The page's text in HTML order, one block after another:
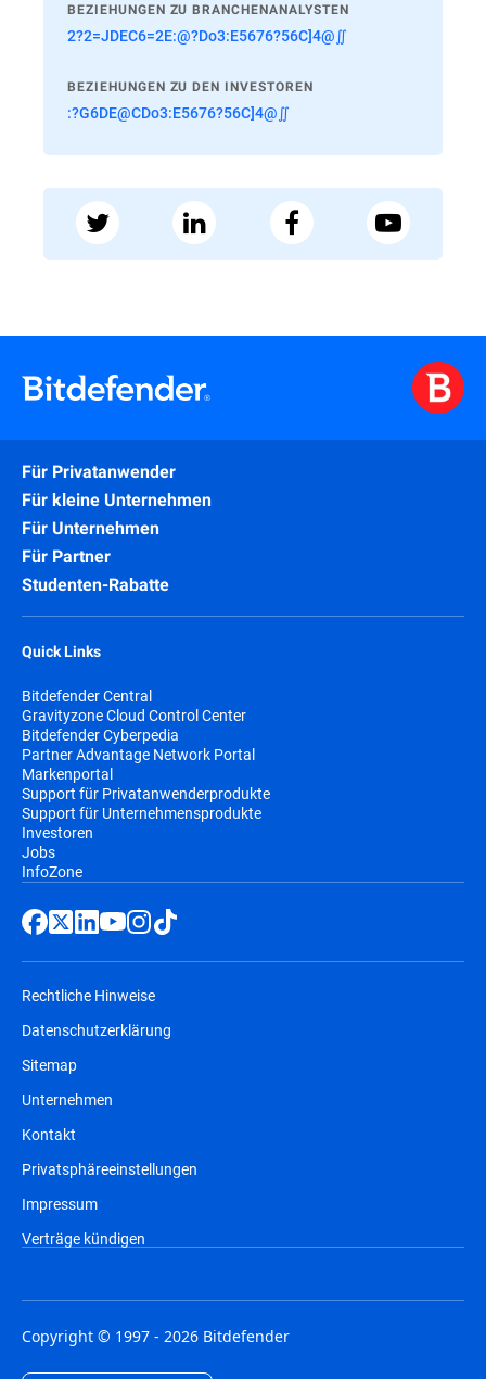
BEZIEHUNGEN ZU BRANCHENANALYSTEN
2?2=JDEC6=2E:@?Do3:E5676?56C]4@∬
BEZIEHUNGEN ZU DEN INVESTOREN
:?G6DE@CDo3:E5676?56C]4@∬
Für Privatanwender
Für kleine Unternehmen
Für Unternehmen
Für Partner
Studenten-Rabatte
Quick Links
Bitdefender Central
Gravityzone Cloud Control Center
Bitdefender Cyberpedia
Partner Advantage Network Portal
Markenportal
Support für Privatanwenderprodukte
Support für Unternehmensprodukte
Investoren
Jobs
InfoZone
Rechtliche Hinweise
Datenschutzerklärung
Sitemap
Unternehmen
Kontakt
Privatsphäreeinstellungen
Impressum
Verträge kündigen
Copyright © 1997 - 2026 Bitdefender